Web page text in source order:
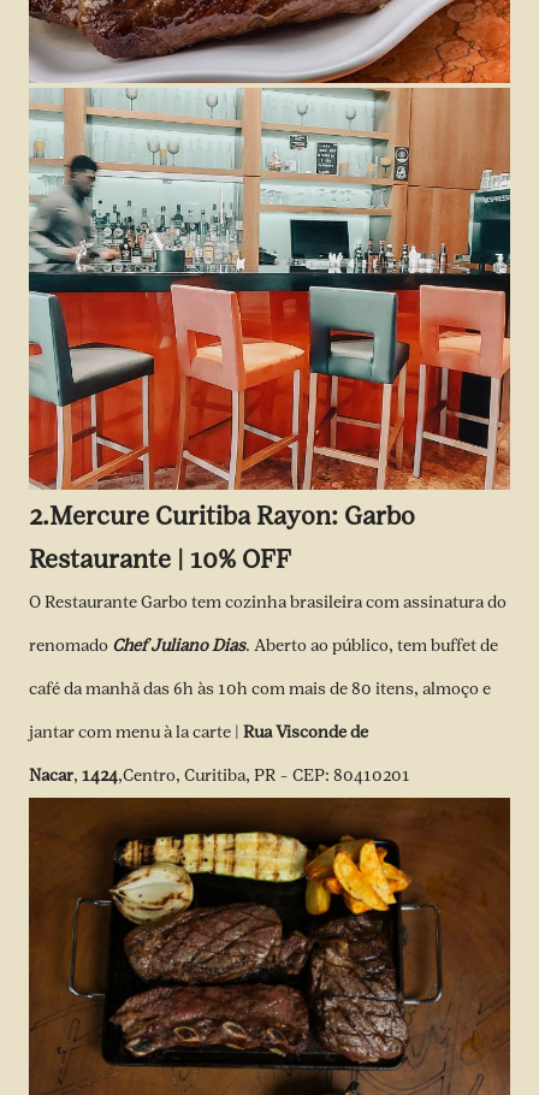
2.Mercure Curitiba Rayon: Garbo
Restaurante | 10% OFF
O Restaurante Garbo tem cozinha brasileira com assinatura do
renomado Chef Juliano Dias. Aberto ao público, tem buffet de
café da manhã das 6h às 10h com mais de 80 itens, almoço e
jantar com menu à la carte | Rua Visconde de
Nacar, 1424,Centro, Curitiba, PR – CEP: 80410201